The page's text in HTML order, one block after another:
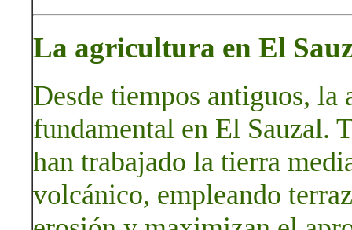
La agricultura en El
Desde tiempos antiguos,
fundamental en El Sauzal.
han trabajado la tierra
volcánico, empleando